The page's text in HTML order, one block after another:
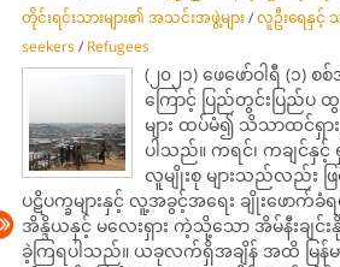
တိုင်းရင်းသားများ၏ အသင်းအဖွဲ့များ/လူဦးရေနှင့် သ
seekers/ Refugees
(၂၀၂၁) ​ဖေ​ဖော်ဝါရီ (၁)
ကြောင့် ​ပြည်တွင်းပြည်ပ
များ ထပ်မံ၍ သိသာထင်ရှာ
ပါသည်။ ကရင်၊ ကချင်နှင့်
လူမျိုးစု များသည်လည်း
ပဋိပက္ခများနှင့် လူ့အခွင့်​အရေး ချိုး​ဖောက်ခံရ
အိန္ဒိယနှင့် မလေးရှား ကဲ့သို့​သော အိမ်နီးချင်း
ခဲ့ကြရပါသည်။ ယခုလက်ရှိအချိန် အထိ မြန်မ